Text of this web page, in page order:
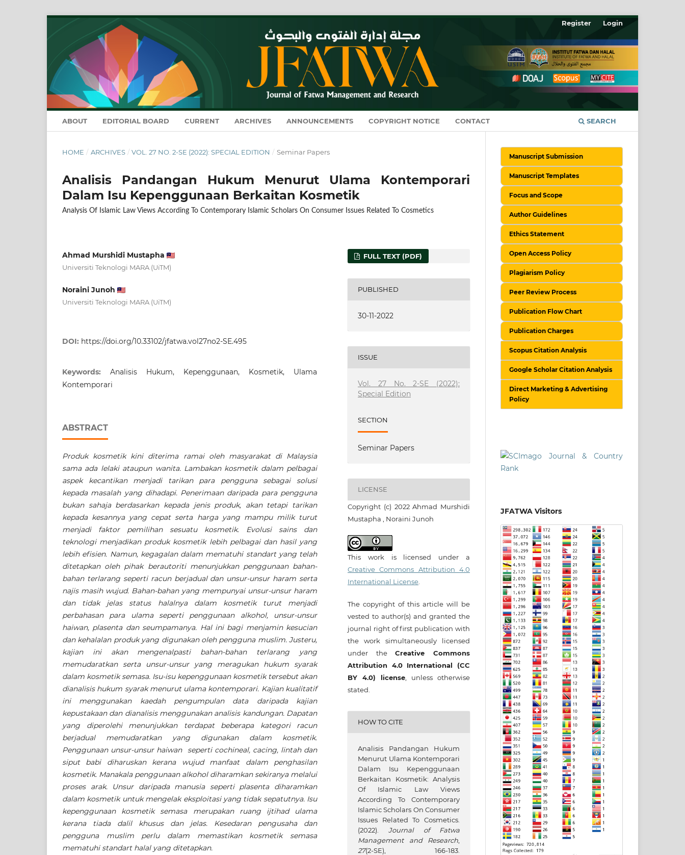
ABOUT EDITORIAL BOARD CURRENT ARCHIVES ANNOUNCEMENTS COPYRIGHT NOTICE CONTACT SEARCH
Register Login
HOME / ARCHIVES / VOL. 27 NO. 2-SE (2022): SPECIAL EDITION / Seminar Papers
Analisis Pandangan Hukum Menurut Ulama Kontemporari
Dalam Isu Kepenggunaan Berkaitan Kosmetik
Analysis Of Islamic Law Views According To Contemporary Islamic Scholars On Consumer Issues Related To Cosmetics
Ahmad Murshidi Mustapha
Universiti Teknologi MARA (UiTM)
Noraini Junoh
Universiti Teknologi MARA (UiTM)
DOI: https://doi.org/10.33102/jfatwa.vol27no2-SE.495
Keywords: Analisis Hukum, Kepenggunaan, Kosmetik, Ulama
Kontemporari
ABSTRACT
Produk kosmetik kini diterima ramai oleh masyarakat di Malaysia
sama ada lelaki ataupun wanita. Lambakan kosmetik dalam pelbagai
aspek kecantikan menjadi tarikan para pengguna sebagai solusi
kepada masalah yang dihadapi. Penerimaan daripada para pengguna
bukan sahaja berdasarkan kepada jenis produk, akan tetapi tarikan
kepada kesannya yang cepat serta harga yang mampu milik turut
menjadi faktor pemilihan sesuatu kosmetik. Evolusi sains dan
teknologi menjadikan produk kosmetik lebih pelbagai dan hasil yang
lebih efisien. Namun, kegagalan dalam mematuhi standart yang telah
ditetapkan oleh pihak berautoriti menunjukkan penggunaan bahan-
bahan terlarang seperti racun berjadual dan unsur-unsur haram serta
najis masih wujud. Bahan-bahan yang mempunyai unsur-unsur haram
dan tidak jelas status halalnya dalam kosmetik turut menjadi
perbahasan para ulama seperti penggunaan alkohol, unsur-unsur
haiwan, plasenta dan seumpamanya. Hal ini bagi menjamin kesucian
dan kehalalan produk yang digunakan oleh pengguna muslim. Justeru,
kajian ini akan mengenalpasti bahan-bahan terlarang yang
memudaratkan serta unsur-unsur yang meragukan hukum syarak
dalam kosmetik semasa. Isu-isu kepenggunaan kosmetik tersebut akan
dianalisis hukum syarak menurut ulama kontemporari. Kajian kualitatif
ini menggunakan kaedah pengumpulan data daripada kajian
kepustakaan dan dianalisis menggunakan analisis kandungan. Dapatan
yang diperolehi menunjukkan terdapat beberapa kategori racun
berjadual memudaratkan yang digunakan dalam kosmetik.
Penggunaan unsur-unsur haiwan seperti cochineal, cacing, lintah dan
siput babi diharuskan kerana wujud manfaat dalam penghasilan
kosmetik. Manakala penggunaan alkohol diharamkan sekiranya melalui
proses arak. Unsur daripada manusia seperti plasenta diharamkan
dalam kosmetik untuk mengelak eksploitasi yang tidak sepatutnya. Isu
kepenggunaan kosmetik semasa merupakan ruang ijtihad ulama
kerana tiada dalil khusus dan jelas. Kesedaran pengusaha dan
pengguna muslim perlu dalam memastikan kosmetik semasa
mematuhi standart halal yang ditetapkan.
FULL TEXT (PDF)
PUBLISHED
30-11-2022
ISSUE
Vol. 27 No. 2-SE (2022):
Special Edition
SECTION
Seminar Papers
LICENSE
Copyright (c) 2022 Ahmad Murshidi
Mustapha , Noraini Junoh
This work is licensed under a
Creative Commons Attribution 4.0
International License
The copyright of this article will be
vested to author(s) and granted the
journal right of first publication with
the work simultaneously licensed
under theCreative Commons
Attribution 4.0 International (CC
BY 4.0) license , unless otherwise
stated.
HOW TO CITE
Analisis Pandangan Hukum
Menurut Ulama Kontemporari
Dalam Isu Kepenggunaan
Berkaitan Kosmetik: Analysis
Of Islamic Law Views
According To Contemporary
Islamic Scholars On Consumer
Issues Related To Cosmetics.
(2022).Journal of Fatwa
Management and Research,
27(2-SE), 166-183.
Manuscript Submission
Manuscript Templates
Focus and Scope
Author Guidelines
Ethics Statement
Open Access Policy
Plagiarism Policy
Peer Review Process
Publication Flow Chart
Publication Charges
Scopus Citation Analysis
Google Scholar Citation Analysis
Direct Marketing & Advertising
Policy
JFATWA Visitors